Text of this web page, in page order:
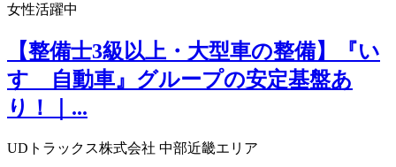
女性活躍中
【整備士3級以上・大型車の整備】『い
すゞ自動車』グループの安定基盤あ
り！｜...
UDトラックス株式会社 中部近畿エリア